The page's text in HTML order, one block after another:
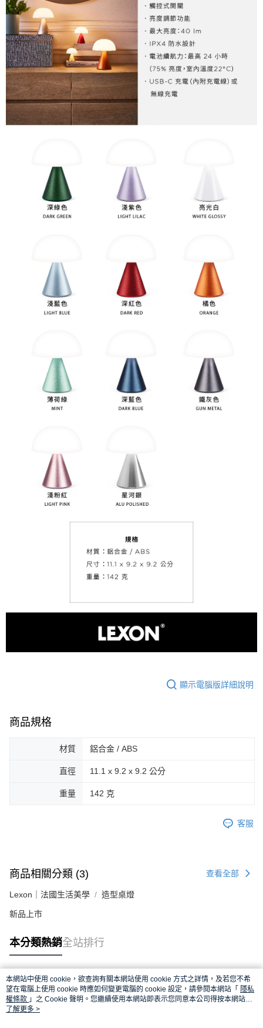
顯示電腦版詳細說明
商品規格
材質 鋁合金 / ABS
直徑 11.1 x 9.2 x 9.2 公分
重量 142 克
客服
商品相關分類 (3) 查看全部
Lexon｜法國生活美學 造型桌燈
新品上市
本分類熱銷全站排行
熱門標籤
本網站中使用 cookie，欲查詢有關本網站使用 cookie 方式之詳情，及若您不希
望在電腦上使用 cookie 時應如何變更電腦的 cookie 設定，請參閱本網站「 隱私
權條款 」之 Cookie 聲明。您繼續使用本網站即表示您同意本公司得按本網站使
用條款之 Cookie 聲明使用 cookie。
了解更多 >